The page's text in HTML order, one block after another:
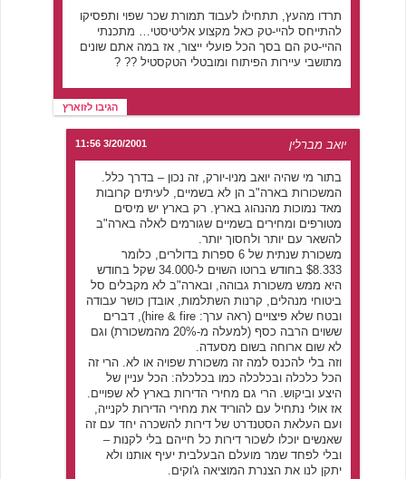
תרדו מהעץ, תתחילו לעבוד תמורת שכר שפוי ותפסיקו
להתייחס להיי-טק כאל מקצוע אליטיסטי… מתכנתי
ההיי-טק הם בסך הכל פועלי ייצור, אז במה אתם שונים
מתושבי עיירות הפיתוח ומובטלי הטקסטיל ?? ?
הגיבו לזוארץ
יואב מברלין 3/20/2001 11:56
בתור מי שהיה יואב מניו-יורק, זה נכון – בדרך כלל.
המשכורות בארה"ב הן לא בשמיים, לעיתים קרובות
מאד נמוכות מהנהוג בארץ. רק בארץ יש מיסים
מטורפים ומחירים בשמיים שגורמים לאלה בארה"ב
להשאר עם יותר ולחסוך יותר.
משכורת שנתית של 6 ספרות בדולרים, כלומר
$8.333 בחודש ברוטו השוים ל-34.000 שקל בחודש
היא ממש משכורת גבוהה, ובארה"ב לא מקבלים סל
ביטוחי מנהלים, קרנות השתלמות, אובדן כושר עבודה
ובטח שלא פיצויים (ראה ערך: hire & fire), דברים
ששוים הרבה כסף (למעלה מ-20% מהמשכורת) וגם
לא שום ארוחה בשום מסעדה.
וזה בלי להכנס למה זה משכורת שפויה או לא. הרי זה
הכל כלכלה ובכלכלה כמו בכלכלה: הכל עניין של
היצע וביקוש. הרי גם מחירי הדירות בארץ לא שפויים.
אז אולי נתחיל עם להוריד את מחירי הדירות לקנייה,
ועם העלאת הסטנדרט של דירות להשכרה יחד עם זה
שאנשים יוכלו לשכור דירות כל חייהם בלי לקנות –
ובלי לפחד שמר מועלם הבעלבית יעיף אותנו ולא
יתקן לנו את הצנרת המוציאה ג'וקים.